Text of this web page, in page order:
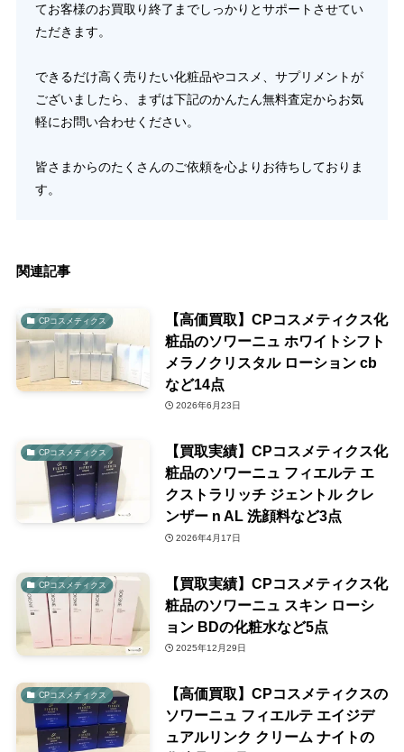
てお客様のお買取り終了までしっかりとサポートさせてい
ただきます。
できるだけ高く売りたい化粧品やコスメ、サプリメントが
ございましたら、まずは下記のかんたん無料査定からお気
軽にお問い合わせください。
皆さまからのたくさんのご依頼を心よりお待ちしておりま
す。
関連記事
CPコスメティクス
【高価買取】CPコスメティクス化
粧品のソワーニュ ホワイトシフト
メラノクリスタル ローション cb
など14点
2026年6月23日
CPコスメティクス
【買取実績】CPコスメティクス化
粧品のソワーニュ フィエルテ エ
クストラリッチ ジェントル クレ
ンザー n AL 洗顔料など3点
2026年4月17日
CPコスメティクス
【買取実績】CPコスメティクス化
粧品のソワーニュ スキン ローシ
ョン BDの化粧水など5点
2025年12月29日
CPコスメティクス
【高価買取】CPコスメティクスの
ソワーニュ フィエルテ エイジデ
ュアルリンク クリーム ナイトの